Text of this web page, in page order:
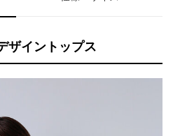
ザイントップス